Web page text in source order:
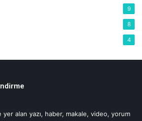
9
8
4
alan yazı, haber, makale, video, yorum